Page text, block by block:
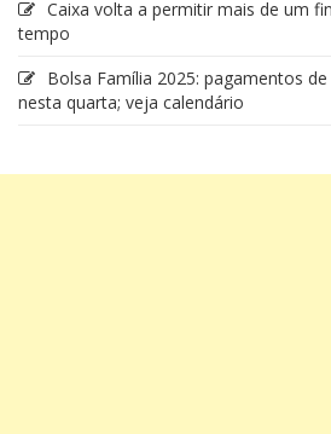
Caixa volta a permitir mais de um
tempo
Bolsa Família 2025: pagamentos
nesta quarta; veja calendário